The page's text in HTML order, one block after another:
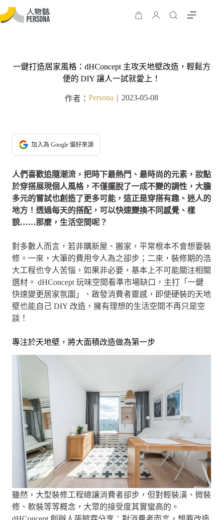
一鍵打造居家風格：dHConcept 主攻天地壁改造，輕鬆方
便的 DIY 讓人一試就愛上！
作者： Persona 2023-05-08
加入為 Google 偏好來源
人們喜歡追隨潮流，把時下最熱門、最時尚的元素，妝點
於穿搭展現個人風格，不僅擺脫了一成不變的調性，大膽
多元的嘗試也創造了更多可能，這正是穿搭有趣、迷人的
地方！透過每天的搭配，可以快速變換不同感覺、樣
貌……那麼，生活空間呢？
對多數人而言，若非購新屋、搬家，平常根本不會想要裝
修。一來，大筆的費用令人為之卻步；二來，裝修期的浩
大工程也令人苦惱，如果非必要，基本上不可能關注相關
選材。 dHConcept 玩味空間看準市場缺口，主打「一鍵
快速變更居家氛圍」、啟發消費者靈感，即使硬裝的天地
壁也能自己 DIY 改造，擁有理想的生活空間不再只是空
談！
專注於天地壁，將大面積改造做為第一步
雖然，大型裝修工程總讓消費者卻步，但對輕裝潢、微裝
修、軟裝等等概念，大眾的接受度其實蠻高的。